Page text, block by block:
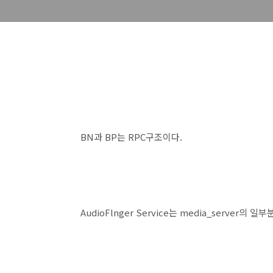
BN과 BP는 RPC구조이다.
AudioFlnger Service는 media_server의 일부